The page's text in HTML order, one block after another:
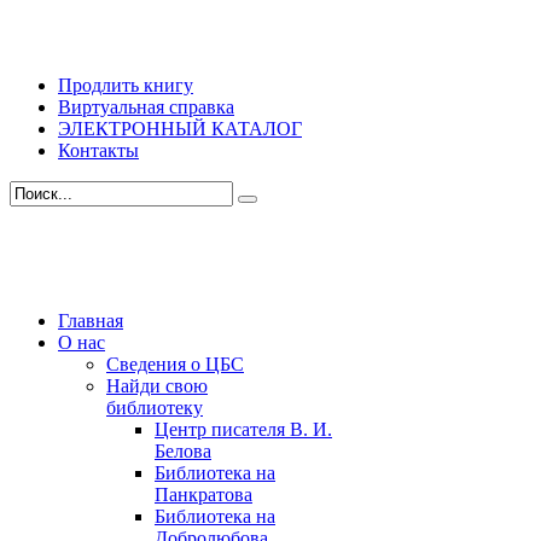
Продлить книгу
Виртуальная справка
ЭЛЕКТРОННЫЙ КАТАЛОГ
Контакты
Главная
О нас
Сведения о ЦБС
Найди свою
библиотеку
Центр писателя В. И.
Белова
Библиотека на
Панкратова
Библиотека на